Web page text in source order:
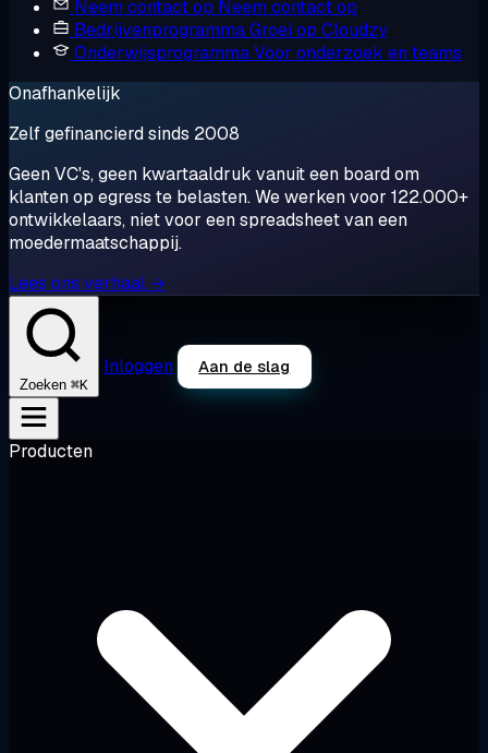
Neem contact op Neem contact op
BedrijvenprogrammaGroei op Cloudzy
OnderwijsprogrammaVoor onderzoek en teams
Onafhankelijk
Zelf gefinancierd sinds 2008
Geen VC's, geen kwartaaldruk vanuit een board om
klanten op egress te belasten. We werken voor 122.000+
ontwikkelaars, niet voor een spreadsheet van een
moedermaatschappij.
Lees ons verhaal →
Zoeken ⌘K
Inloggen Aan de slag
Producten